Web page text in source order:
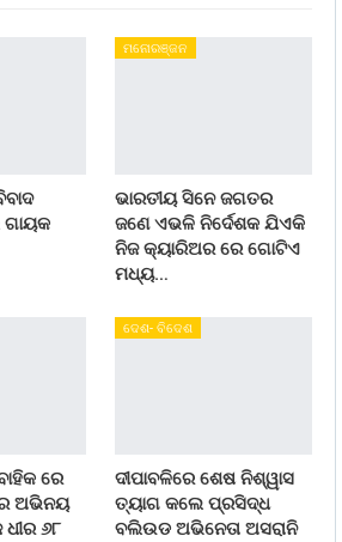
ମନୋରଞ୍ଜନ
ଭାରତୀୟ ସିନେ ଜଗତର
ଜଣେ ଏଭଳି ନିର୍ଦେଶକ ଯିଏକି
ନିଜ କ୍ୟାରିଅର ରେ ଗୋଟିଏ
ମଧ୍ୟ…
ରେ
ଅଭିନୟ
୬୮
ଦେଶ- ବିଦେଶ
ଦୀପାବଳିରେ ଶେଷ ନିଶ୍ୱାସ
ତ୍ୟାଗ କଲେ ପ୍ରସିଦ୍ଧ
ବଲିଉଡ ଅଭିନେତା ଅସରାନି